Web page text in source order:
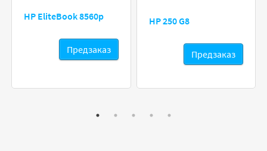
HP EliteBook 8560p
Предзаказ
HP 250 G8
Предзаказ